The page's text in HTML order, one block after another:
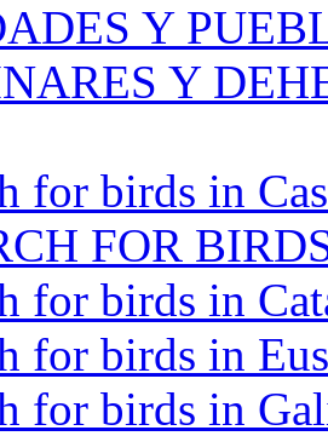
Y
Y
for birds in
FOR
for birds in
for birds in
for birds in